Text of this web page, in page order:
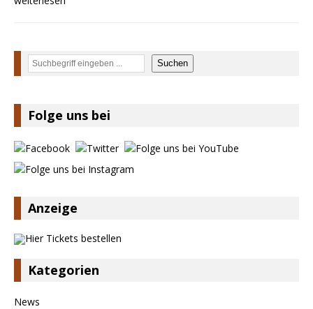
Suchen Suchen
Folge uns bei
Anzeige
Kategorien
News